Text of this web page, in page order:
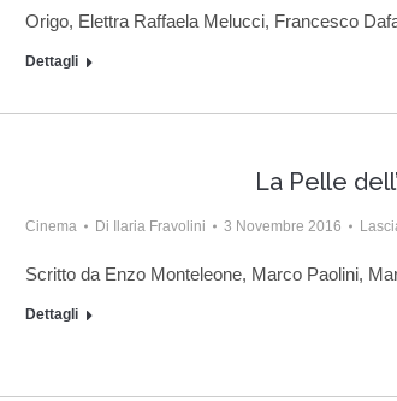
Origo, Elettra Raffaela Melucci, Francesco
Dettagli
La Pelle
Cinema Di Ilaria Fravolini 3 Novembre 2016
Scritto da Enzo Monteleone, Marco Paolini,
Dettagli